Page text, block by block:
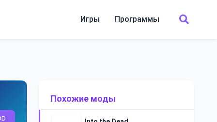
Игры Программы
Похожие моды